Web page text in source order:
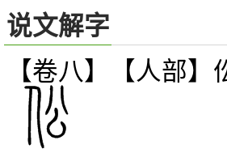
说文解字
【卷八】【人部】